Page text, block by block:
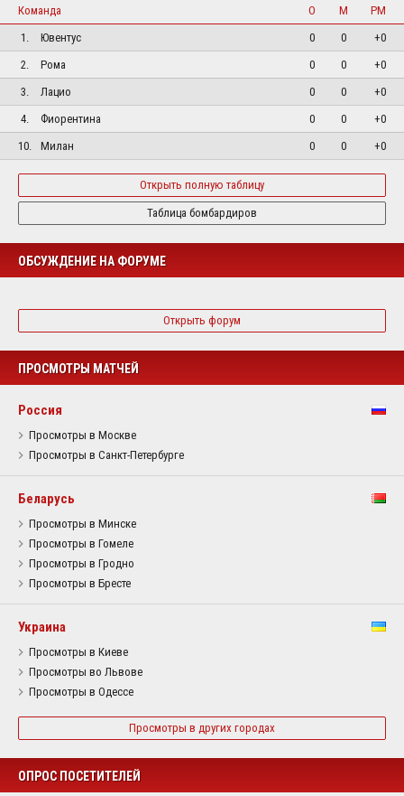
Команда О М
РМ
1.
Ювентус 0 0
+0
2.
Рома 0 0
+0
3.
Лацио 0 0
+0
4.
Фиорентина 0 0
+0
10.
Милан 0 0 +0
Открыть полную таблицу
Таблица бомбардиров
ОБСУЖДЕНИЕ НА ФОРУМЕ
Открыть форум
ПРОСМОТРЫ МАТЧЕЙ
Россия
Просмотры в Москве
Просмотры в Санкт-Петербурге
Беларусь
Просмотры в Минске
Просмотры в Гомеле
Просмотры в Гродно
Просмотры в Бресте
Украина
Просмотры в Киеве
Просмотры во Львове
Просмотры в Одессе
Просмотры в других городах
ОПРОС ПОСЕТИТЕЛЕЙ